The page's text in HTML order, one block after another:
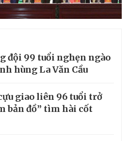
đội 99 tuổi nghẹn ngào
hùng La Văn Cầu
giao liên 96 tuổi trở
bản đồ” tìm hài cốt